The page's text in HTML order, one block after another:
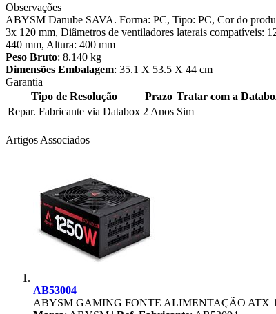
Observações
ABYSM Danube SAVA. Forma: PC, Tipo: PC, Cor do
3x 120 mm, Diâmetros de ventiladores laterais compatíveis:
440 mm, Altura: 400 mm
Peso Bruto: 8.140 kg
Dimensões Embalagem: 35.1 X 53.5 X 44 cm
Garantia
Tipo de Resolução
Prazo Tratar com a
Repar. Fabricante via Databox 2 Anos Sim
Artigos Associados
AB53004
ABYSM GAMING FONTE ALIMENTAÇÃO ATX